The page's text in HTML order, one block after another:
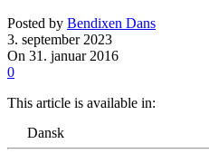
Posted by Bendixen Dans
3. september 2023
On 31. januar 2016
0
This article is available in:
Dansk